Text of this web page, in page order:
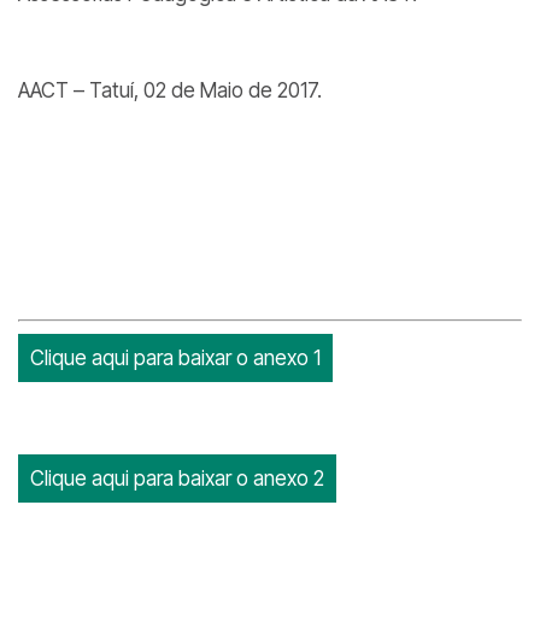
AACT – Tatuí, 02 de Maio de 2017.
Clique aqui para baixar o anexo 1
Clique aqui para baixar o anexo 2